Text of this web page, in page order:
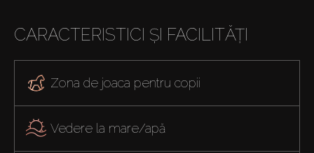
CARACTERISTICI ȘI FACILITĂȚI
Zona de joaca pentru copii
Vedere la mare/apă